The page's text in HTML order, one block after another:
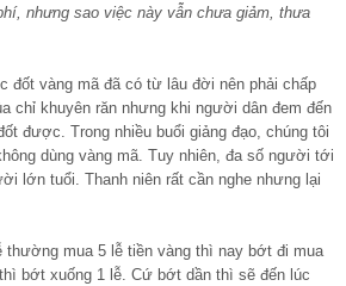
nhưng sao việc này vẫn chưa giảm, thưa
đốt vàng mã đã có từ lâu đời nên phải chấp
chỉ khuyên răn nhưng khi người dân đem đến
được. Trong nhiều buổi giảng đạo, chúng tôi
dùng vàng mã. Tuy nhiên, đa số người tới
lớn tuổi. Thanh niên rất cần nghe nhưng lại
mua 5 lễ tiền vàng thì nay bớt đi mua
bớt xuống 1 lễ. Cứ bớt dần thì sẽ đến lúc